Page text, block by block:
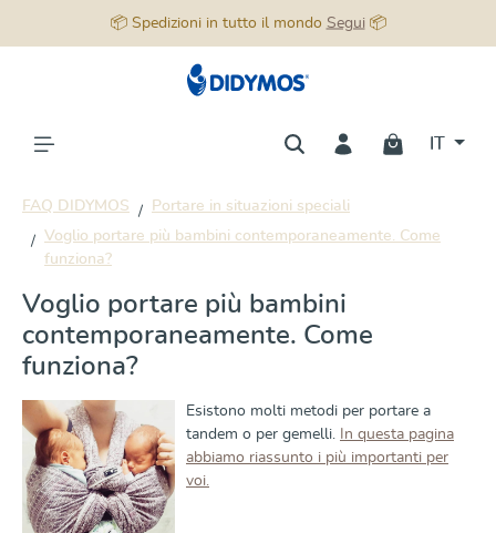
📦 Spedizioni in tutto il mondo Segui📦
FAQ DIDYMOS
Portare in situazioni speciali
Voglio portare più bambini contemporaneamente. Come
funziona?
Voglio portare più bambini
contemporaneamente. Come
funziona?
Esistono molti metodi per portare a
tandem o per gemelli.
In questa pagina
abbiamo riassunto i più importanti per
voi.